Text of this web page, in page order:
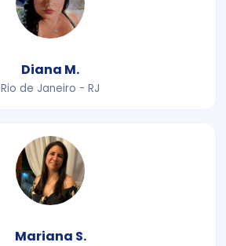
Diana M.
Rio de Janeiro - RJ
Mariana S.